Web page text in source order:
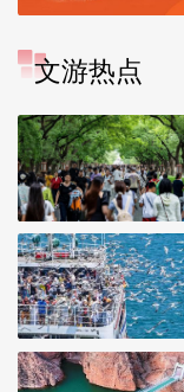
文游热点